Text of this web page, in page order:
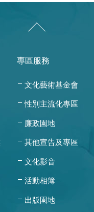
專區服務
文化藝術基金會
性別主流化專區
廉政園地
其他宣告及專區
文化影音
活動相簿
出版園地